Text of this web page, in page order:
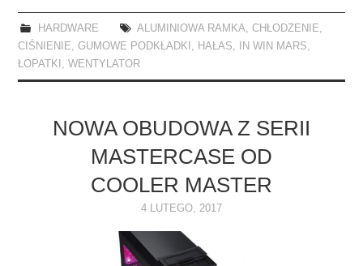
HARDWARE ALUMINIOWA RAMKA, CHŁODZENIE,
CIŚNIENIE,GUMOWE PODKŁADKI , HAŁAS, IN WIN MARS,
ŁOPATKI ,WENTYLATOR
NOWA OBUDOWA Z SERII
MASTERCASE OD
COOLER MASTER
4 LUTEGO, 2017